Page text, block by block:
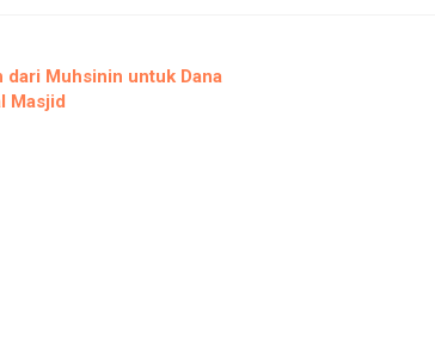
dari Muhsinin untuk Dana
Masjid